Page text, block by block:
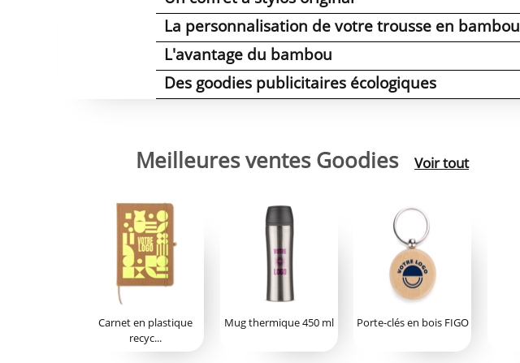
La personnalisation de votre trousse en bambou
L'avantage du bambou
Des goodies publicitaires écologiques
Meilleures ventes Goodies Voir tout
Carnet en plastique
recyc...
Mug thermique 450 ml Porte-clés en bois FIGO